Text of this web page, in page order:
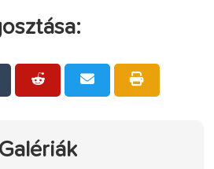
Galériák